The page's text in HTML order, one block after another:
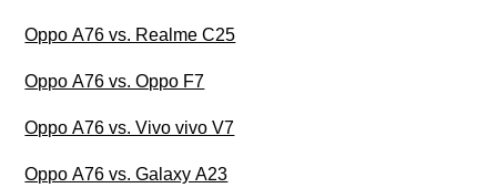
Oppo A76 vs. Realme C25
Oppo A76 vs. Oppo F7
Oppo A76 vs. Vivo vivo V7
Oppo A76 vs. Galaxy A23